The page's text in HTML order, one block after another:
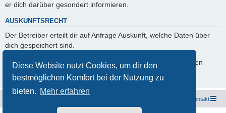
Diese Website nutzt Cookies, um dir den
bestmöglichen Komfort bei der Nutzung zu
bieten. Mehr erfahren
er dich darüber gesondert informieren.
AUSKUNFTSRECHT
Der Betreiber erteilt dir auf Anfrage Auskunft, welche Daten über
dich gespeichert sind.
Du kannst jederzeit die Löschung bzw. Sperrung deiner Daten
verlangen. Kontaktiere hierzu bitte den Betreiber.
Kontakt